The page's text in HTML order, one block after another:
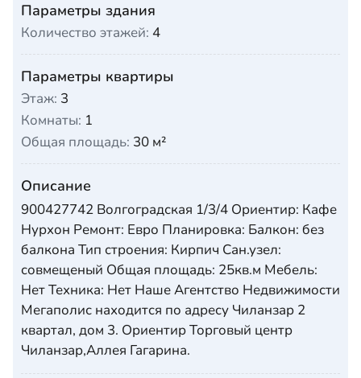
Параметры здания
Количество этажей: 4
Параметры квартиры
Этаж: 3
Комнаты: 1
Общая площадь: 30 м²
Описание
900427742 Волгоградская 1/3/4 Ориентир: Кафе
Нурхон Ремонт: Евро Планировка: Балкон: без
балкона Тип строения: Кирпич Сан.узел:
совмещеный Общая площадь: 25кв.м Мебель:
Нет Техника: Нет Наше Агентство Недвижимости
Мегаполис находится по адресу Чиланзар 2
квартал, дом 3. Ориентир Торговый центр
Чиланзар,Аллея Гагарина.